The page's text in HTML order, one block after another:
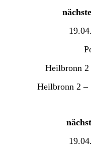
Heilbronn 2
Heilbronn 2 –